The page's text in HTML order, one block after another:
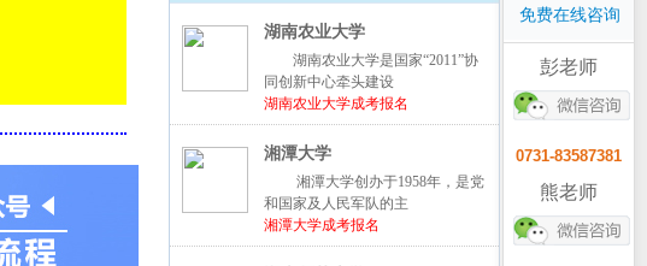
湖南农业大学
湖南农业大学是国家“2011”协
同创新中心牵头建设
湖南农业大学成考报名
湘潭大学
湘潭大学创办于1958年，是党
和国家及人民军队的主
湘潭大学成考报名
免费在线咨询
彭老师
0731-83587381
熊老师